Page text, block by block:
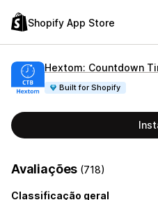
Shopify App Store
Hextom: Countdown
Built for Shopify
Avaliações (718)
Classificação geral